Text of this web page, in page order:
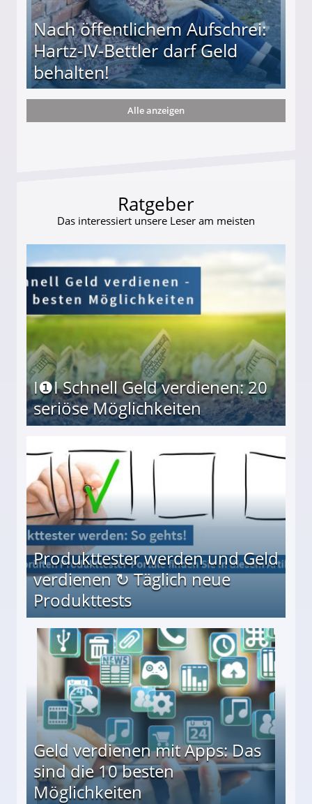
Nach öffentlichem Aufschrei:
Hartz-IV-Bettler darf Geld
behalten!
darf Geld behalten!
Alle anzeigen
Ratgeber
Das interessiert unsere Leser am meisten
I❶I Schnell Geld verdienen: 20
seriöse Möglichkeiten
Produkttester werden und Geld
verdienen ↻ Täglich neue
Produkttests
↻ Täglich neue Produkttests
Geld verdienen mit Apps: Das
sind die 10 besten
Möglichkeiten